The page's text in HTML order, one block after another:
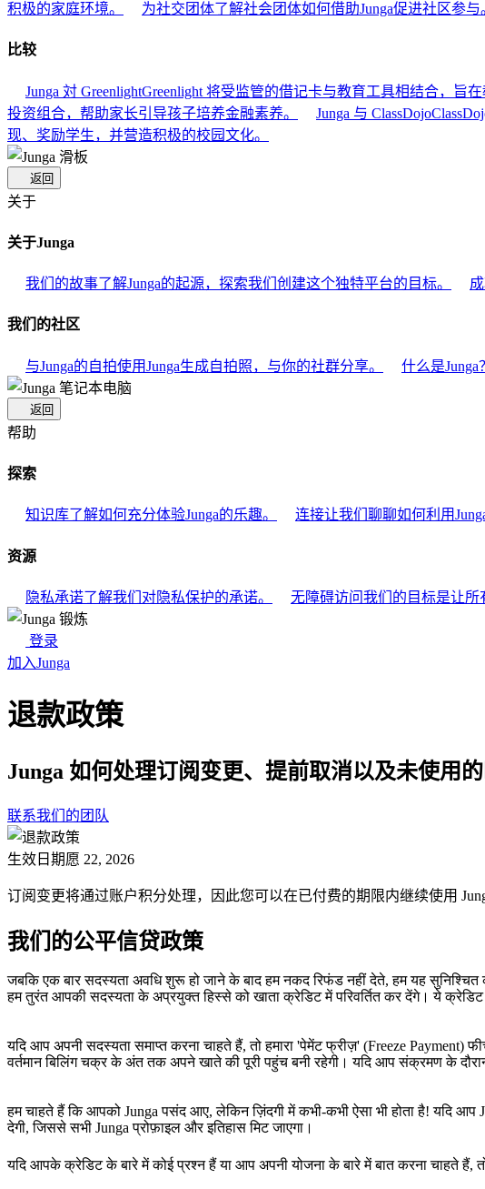
积极的家庭环境。
为社交团体了解社会团体如何借助Junga促进社区参与
比较
Junga 対 GreenlightGreenlight 将受监管的借记卡与教育工具相结合，旨
投资组合，帮助家长引导孩子培养金融素养。
Junga 与 ClassDojo
现、奖励学生，并营造积极的校园文化。
返回
关于
关于Junga
我们的故事了解Junga的起源，探索我们创建这个独特平台的目标。
我们的社区
与Junga的自拍使用Junga生成自拍照，与你的社群分享。 什么是Junga？
返回
帮助
探索
知识库了解如何充分体验Junga的乐趣。 连接让我们聊聊如何利用
资源
隐私承诺了解我们对隐私保护的承诺。 无障碍访问我们的目标是让所
登录
加入Junga
退款政策
Junga 如何处理订阅变更、提前取消以及未使用的
联系我们的团队
生效日期愿 22, 2026
订阅变更将通过账户积分处理，因此您可以在已付费的期限内继续使用
我们的公平信贷政策
जबकि एक बार सदस्यता अवधि शुरू हो जाने के बाद हम नकद रिफंड नहीं देते, हम यह सुनिश्चित
हम तुरंत आपकी सदस्यता के अप्रयुक्त हिस्से को खाता क्रेडिट में परिवर्तित कर देंगे। ये
यदि आप अपनी सदस्यता समाप्त करना चाहते हैं, तो हमारा 'पेमेंट फ्रीज़' (Freeze Payment)
वर्तमान बिलिंग चक्र के अंत तक अपने खाते की पूरी पहुंच बनी रहेगी। यदि आप संक्रमण के
हम चाहते हैं कि आपको Junga पसंद आए, लेकिन ज़िंदगी में कभी-कभी ऐसा भी होता है! यदि
देगी, जिससे सभी Junga प्रोफ़ाइल और इतिहास मिट जाएगा।
यदि आपके क्रेडिट के बारे में कोई प्रश्न हैं या आप अपनी योजना के बारे में बात करना चाहते हैं,